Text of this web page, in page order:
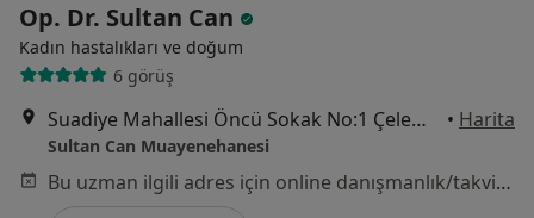
Op. Dr. Sultan Can
Kadın hastalıkları ve doğum
6 görüş
Suadiye Mahallesi Öncü Sokak No:1 Çelem Loft, İstanbul • Harita
Sultan Can Muayenehanesi
Bu uzman ilgili adres için online danışmanlık/takvim sunmuyor.